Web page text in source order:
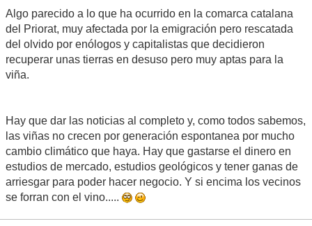
Algo parecido a lo que ha ocurrido en la comarca catalana
del Priorat, muy afectada por la emigración pero rescatada
del olvido por enólogos y capitalistas que decidieron
recuperar unas tierras en desuso pero muy aptas para la
viña.
Hay que dar las noticias al completo y, como todos sabemos,
las viñas no crecen por generación espontanea por mucho
cambio climático que haya. Hay que gastarse el dinero en
estudios de mercado, estudios geológicos y tener ganas de
arriesgar para poder hacer negocio. Y si encima los vecinos
se forran con el vino.....